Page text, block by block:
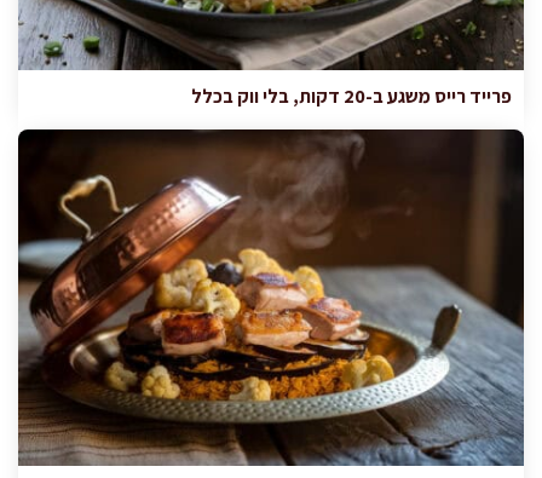
פרייד רייס משגע ב-20 דקות, בלי ווק בכלל